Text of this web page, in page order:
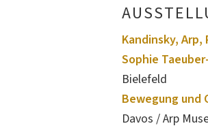
Kandinsky,
Sophie
Bielefeld
Bewegung und
Davos / Arp